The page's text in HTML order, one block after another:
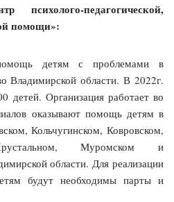
педагогической,
помощи»:
детям с проблемами в
Владимирской области. В 2022г.
детей. Организация работает во
оказывают помощь детям в
Кольчугинском, Ковровском,
Муромском и
области. Для реализации
будут необходимы парты и